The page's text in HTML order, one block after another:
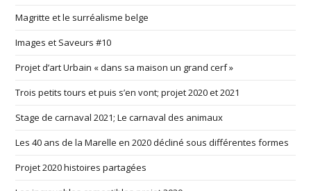
Magritte et le surréalisme belge
Images et Saveurs #10
Projet d’art Urbain « dans sa maison un grand cerf »
Trois petits tours et puis s’en vont; projet 2020 et 2021
Stage de carnaval 2021; Le carnaval des animaux
Les 40 ans de la Marelle en 2020 décliné sous différentes formes
Projet 2020 histoires partagées